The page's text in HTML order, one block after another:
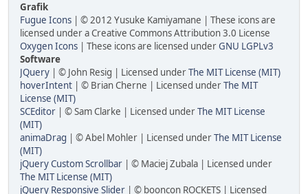
Grafik
Fugue Icons | © 2012 Yusuke Kamiyamane | These icons are
licensed under a Creative Commons Attribution 3.0 License
Oxygen Icons | These icons are licensed underGNU LGPLv3
Software
JQuery | © John Resig | Licensed underThe MIT License (MIT)
hoverIntent | © Brian Cherne | Licensed underThe MIT
License (MIT)
SCEditor | © Sam Clarke | Licensed underThe MIT License
(MIT)
animaDrag | © Abel Mohler | Licensed underThe MIT License
(MIT)
jQuery Custom Scrollbar | © Maciej Zubala | Licensed under
The MIT License (MIT)
jQuery Responsive Slider | © booncon ROCKETS | Licensed